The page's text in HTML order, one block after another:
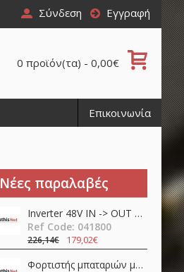
Σύνδεση Εγγραφή
0 προϊόν(τα) - 0,00€
Επικοινωνία
Νέες παραλαβές
Inverter 48V ΙΝ -> OUT 230VAC 450W καθαρού ημιτόνου NTS-450-248EU Mean Well
Ref Code: 041800
226,14€ 179,02€
Φορτιστής μπαταριών μολύβδου / λιθίου 24V 12A 360W PFC NPB-360-24TB Mean Well